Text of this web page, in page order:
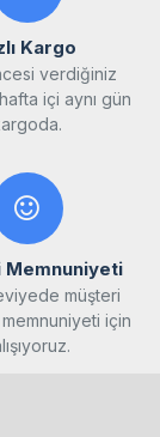
Kargo
verdiğiniz
içi aynı gün
Memnuniyeti
müşteri
için